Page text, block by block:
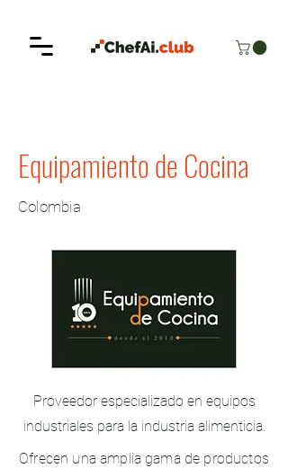
Equipamiento de Cocina
Colombia
Proveedor especializado en equipos
industriales para la industria alimenticia.
Ofrecen una amplia gama de productos